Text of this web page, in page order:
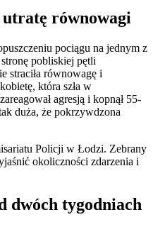
utratę równowagi
pociągu na jednym z
pobliskiej pętli
straciła równowagę i
która szła w
agresją i kopnął 55-
duża, że pokrzywdzona
Policji w Łodzi. Zebrany
okoliczności zdarzenia i
dwóch tygodniach